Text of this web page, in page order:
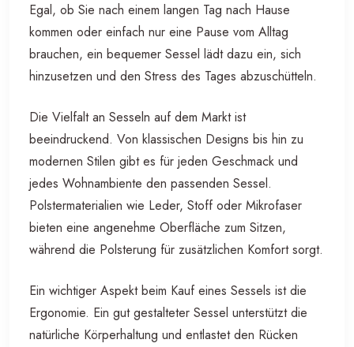
Egal, ob Sie nach einem langen Tag nach Hause
kommen oder einfach nur eine Pause vom Alltag
brauchen, ein bequemer Sessel lädt dazu ein, sich
hinzusetzen und den Stress des Tages abzuschütteln.
Die Vielfalt an Sesseln auf dem Markt ist
beeindruckend. Von klassischen Designs bis hin zu
modernen Stilen gibt es für jeden Geschmack und
jedes Wohnambiente den passenden Sessel.
Polstermaterialien wie Leder, Stoff oder Mikrofaser
bieten eine angenehme Oberfläche zum Sitzen,
während die Polsterung für zusätzlichen Komfort sorgt.
Ein wichtiger Aspekt beim Kauf eines Sessels ist die
Ergonomie. Ein gut gestalteter Sessel unterstützt die
natürliche Körperhaltung und entlastet den Rücken